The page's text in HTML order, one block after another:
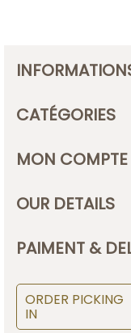
CATÉGORIES
MON COMPTE
OUR DETAILS
PAIMENT &
ORDER PICKING
IN